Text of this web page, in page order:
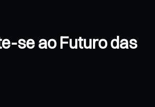
se ao Futuro das